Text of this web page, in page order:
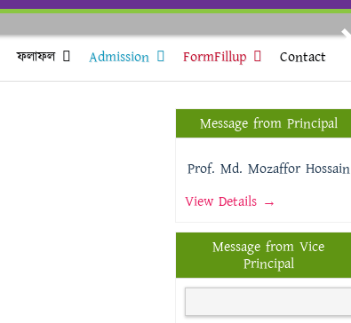
ফলাফল Admission FormFillup Contact
Message from Principal
Prof. Md. Mozaffor Hossain
View Details →
Message from Vice
Principal